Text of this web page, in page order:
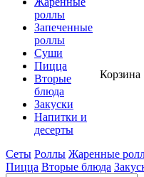
роллы
Запеченные
роллы
Суши
Пицца
Вторые
блюда
Закуски
Напитки и
десерты
Корзина
Сеты Роллы Жаренные
Пицца Вторые блюда